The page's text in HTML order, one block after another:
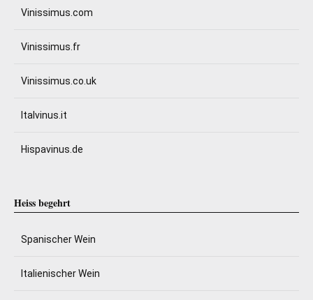
Vinissimus.com
Vinissimus.fr
Vinissimus.co.uk
Italvinus.it
Hispavinus.de
Heiss begehrt
Spanischer Wein
Italienischer Wein